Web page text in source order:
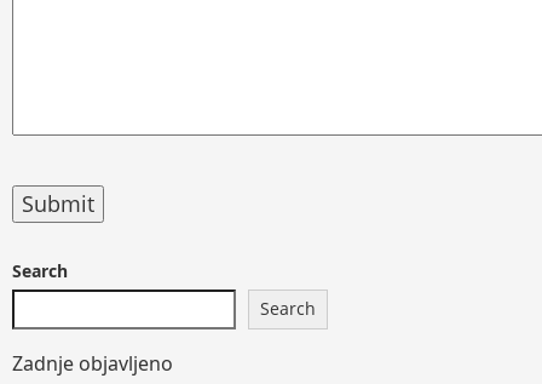
Search
Search
Zadnje objavljeno